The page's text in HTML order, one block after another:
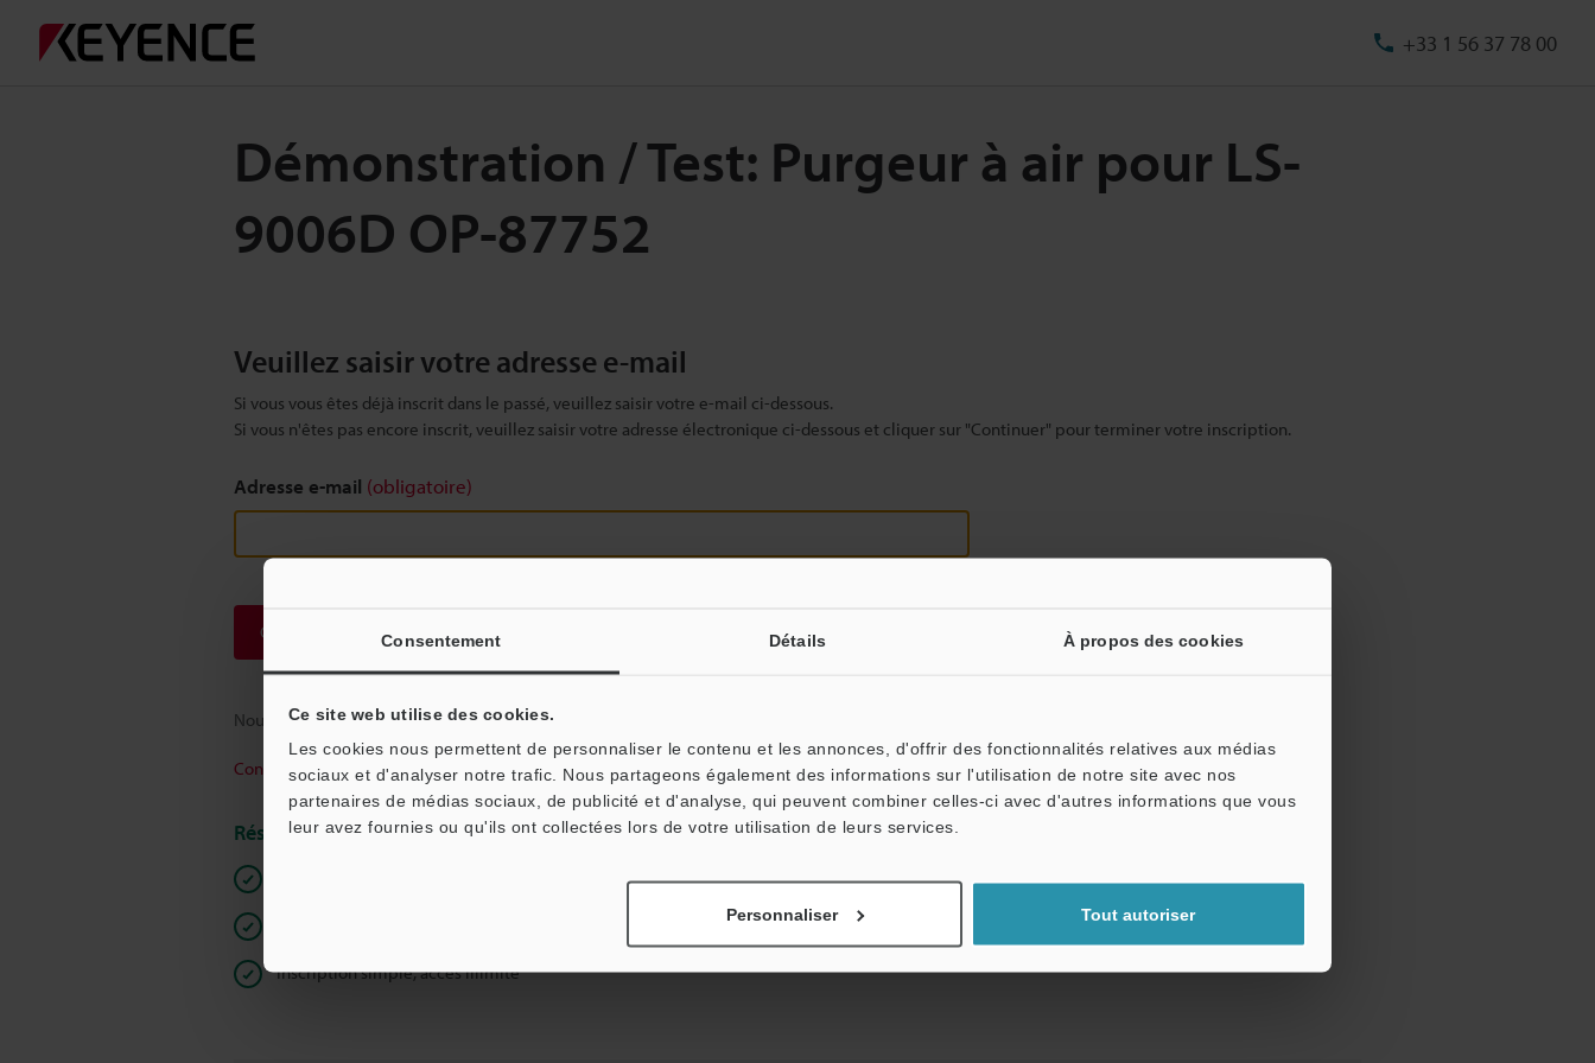
Consentement Détails À propos des cookies
Ce site web utilise des cookies.
Les cookies nous permettent de personnaliser le contenu et les annonces, d'offrir des fonctionnalités relatives aux médias
sociaux et d'analyser notre trafic. Nous partageons également des informations sur l'utilisation de notre site avec nos
partenaires de médias sociaux, de publicité et d'analyse, qui peuvent combiner celles-ci avec d'autres informations que vous
leur avez fournies ou qu'ils ont collectées lors de votre utilisation de leurs services.
Personnaliser Tout autoriser
+33 1 56 37 78 00
Démonstration / Test: Purgeur à air pour LS-
9006D OP-87752
Veuillez saisir votre adresse e-mail
Si vous vous êtes déjà inscrit dans le passé, veuillez saisir votre e-mail ci-dessous.
Si vous n'êtes pas encore inscrit, veuillez saisir votre adresse électronique ci-dessous et cliquer sur "Continuer" pour terminer votre inscription.
Adresse e-mail (obligatoire)
Continuer
Nous garantissons une confidentialité totale : vos informations ne seront jamais partagées.
Confidentialité
Réservé aux membres
Inscription simple, accès illimité